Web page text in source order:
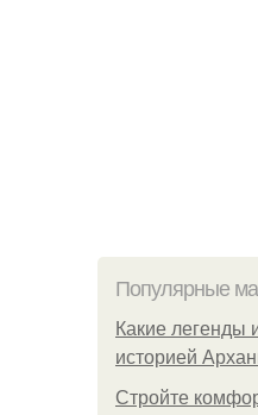
Популярные
Какие
историей
Стройте